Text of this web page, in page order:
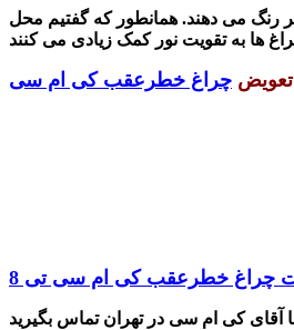
رنگ می دهند. همانطور که گفتیم محل
تعویض
چراغ خطرعقب کی ام سی تی 8